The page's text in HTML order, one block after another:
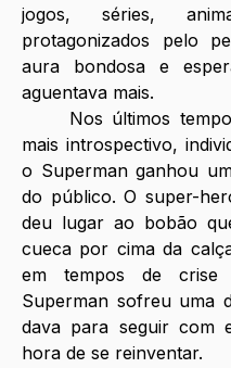
jogos, séries,
protagonizados pelo
aura bondosa e
aguentava mais.
Nos últimos
mais introspectivo,
o Superman ganhou
do público. O super-
deu lugar ao bobão
cueca por cima da
em tempos de crise
Superman sofreu uma
dava para seguir com
hora de se reinventar.